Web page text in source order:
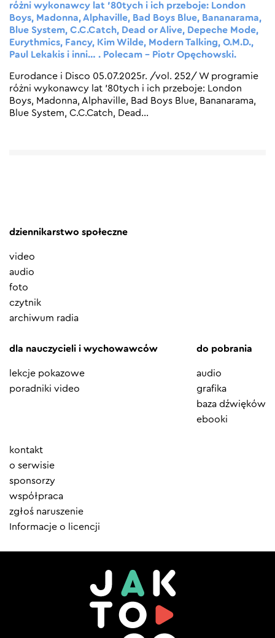
różni wykonawcy lat ’80tych i ich przeboje: London
Boys, Madonna, Alphaville, Bad Boys Blue, Bananarama,
Blue System, C.C.Catch, Dead or Alive, Depeche Mode,
Eurythmics, Fancy, Kim Wilde, Modern Talking, O.M.D.,
Paul Lekakis i inni… . Polecam – Piotr Opęchowski.
Eurodance i Disco 05.07.2025r. /vol. 252/ W programie
różni wykonawcy lat ’80tych i ich przeboje: London
Boys, Madonna, Alphaville, Bad Boys Blue, Bananarama,
Blue System, C.C.Catch, Dead…
dziennikarstwo społeczne
video
audio
foto
czytnik
archiwum radia
dla nauczycieli i wychowawców
lekcje pokazowe
poradniki video
do pobrania
audio
grafika
baza dźwięków
ebooki
Element
menu
kontakt
o serwisie
sponsorzy
współpraca
zgłoś naruszenie
Informacje o licencji